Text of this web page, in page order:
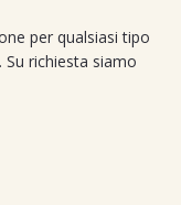
per qualsiasi tipo
Su richiesta siamo